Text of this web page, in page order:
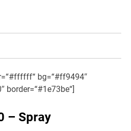
bg=“#ff9494″
border=“#1e73be“]
– Spray